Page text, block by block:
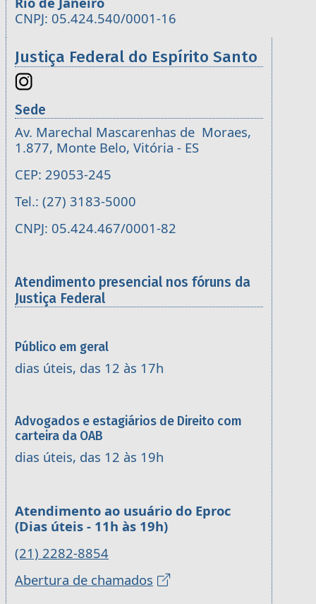
CNPJ: 05.424.540/0001-16
Justiça Federal do Espírito Santo
Sede
Av. Marechal Mascarenhas de Moraes,
1.877, Monte Belo, Vitória - ES
CEP: 29053-245
Tel.: (27) 3183-5000
CNPJ: 05.424.467/0001-82
Atendimento presencial nos fóruns da
Justiça Federal
Público em geral
dias úteis, das 12 às 17h
Advogados e estagiários de Direito com
carteira da OAB
dias úteis, das 12 às 19h
Atendimento ao usuário do Eproc
(Dias úteis - 11h às 19h)
(21) 2282-8854
Abertura de chamados